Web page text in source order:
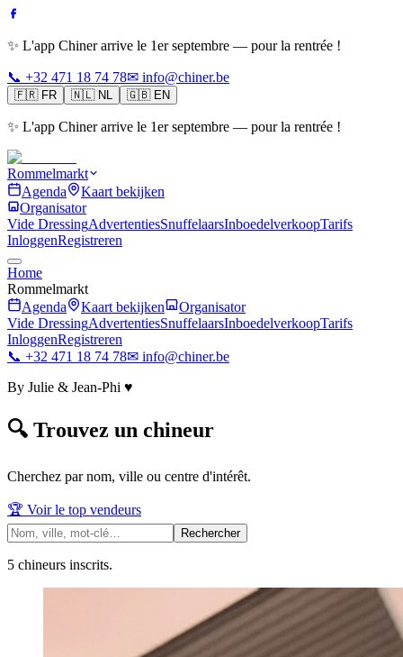
✨ L'app Chiner arrive le 1er septembre — pour la rentrée !
📞 +32 471 18 74 78✉ info@chiner.be
🇫🇷 FR 🇳🇱 NL 🇬🇧 EN
✨ L'app Chiner arrive le 1er septembre — pour la rentrée !
Rommelmarkt
Agenda
Kaart bekijken
Organisator
Vide DressingAdvertentiesSnuffelaarsInboedelverkoopTarifs
InloggenRegistreren
Home
Rommelmarkt
Agenda
Kaart bekijken
Organisator
Vide DressingAdvertentiesSnuffelaarsInboedelverkoopTarifs
InloggenRegistreren
📞 +32 471 18 74 78✉ info@chiner.be
By Julie & Jean-Phi ♥
🔍 Trouvez un chineur
Cherchez par nom, ville ou centre d'intérêt.
🏆 Voir le top vendeurs
Rechercher
5 chineurs inscrits.